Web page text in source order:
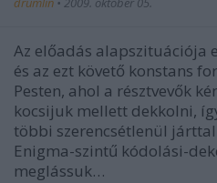
Az előadás alapszituációja
és az ezt követő konstans
Pesten, ahol a résztvevők
kocsijuk mellett dekkolni,
többi szerencsétlenül
Enigma-szintű kódolási-
meglássuk…